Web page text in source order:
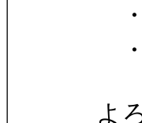
・
・
よ